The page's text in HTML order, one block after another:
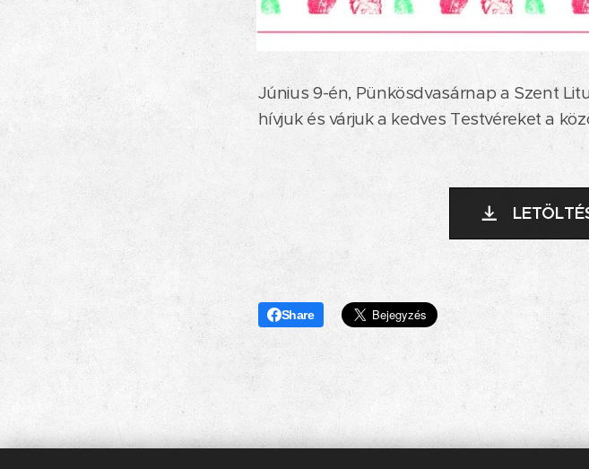
Június 9-én, Pünkösdvasárnap a Szent
hívjuk és várjuk a kedves Testvéreket a
Share